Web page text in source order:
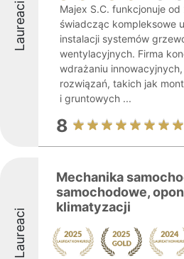
Laureaci
Majex S.C. funkcjonuje
świadcząc kompleksowe
instalacji systemów
wentylacyjnych. Firma
wdrażaniu
rozwiązań, takich jak
i gruntowych ...
8
Laureaci
Mechanika
samochodowe,
klimatyzacji